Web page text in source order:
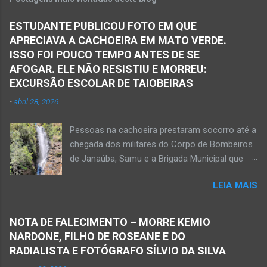
ficaram presas nas ferragens. Equipes do
Pelotão do Corpo de Bombeiros Militar de
Janaúba seguiram para o local. Uma mulher
morreu e a outra vítima ficou gravemente
ferida e foi levada pelos socorristas do Samu
para o hospital na cidade de Monte Azul. Essa
do Suporte Aéreo Avançado de Vida (SAAV)
para unidade hospi...
ESTUDANTE PUBLICOU FOTO EM QUE
APRECIAVA A CACHOEIRA EM MATO VERDE.
ISSO FOI POUCO TEMPO ANTES DE SE
AFOGAR. ELE NÃO RESISTIU E MORREU:
EXCURSÃO ESCOLAR DE TAIOBEIRAS
-abril 28, 2026
Pessoas na cachoeira prestaram socorro até a
chegada dos militares do Corpo de Bombeiros
de Janaúba, Samu e a Brigada Municipal que
resistiu e foi a óbito Foto álbum pessoal Kauan
Pereira Alves publicou em sua rede social a
foto em que apreciava a Cachoeira Maria Rosa,
em Mato Verde, pouco tempo antes de se
afogar e depois vir a óbito nesta terça-feira, dia
LEIA MAIS
NOTA DE FALECIMENTO – MORRE KEMIO
NARDONE, FILHO DE ROSEANE E DO
RADIALISTA E FOTÓGRAFO SÍLVIO DA SILVA